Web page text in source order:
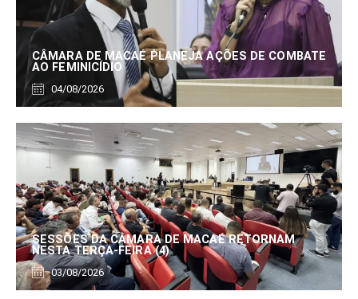
CÂMARA DE MACAÉ PLANEJA AÇÕES DE COMBATE
AO FEMINICÍDIO
04/08/2026
SESSÕES DA CÂMARA DE MACAÉ RETORNAM
NESTA TERÇA-FEIRA (4)
03/08/2026